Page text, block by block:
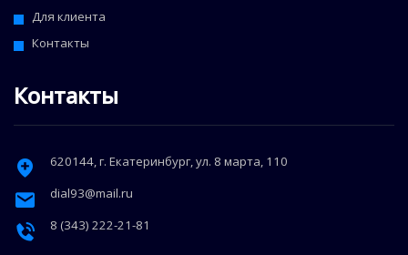
Для клиента
Контакты
Контакты
620144, г. Екатеринбург,ул. 8 марта, 110
dial93@mail.ru
8 (343) 222-21-81